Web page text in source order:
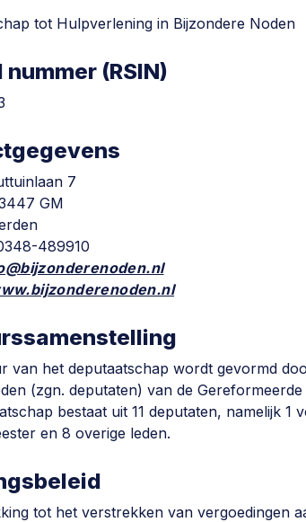
tot Hulpverlening in Bijzondere Noden
nummer (RSIN)
7
GM
489910
van het deputaatschap wordt gevormd
(zgn. deputaten) van de
bestaat uit 11 deputaten, namelijk 1
en 8 overige leden.
tot het verstrekken van vergoedingen